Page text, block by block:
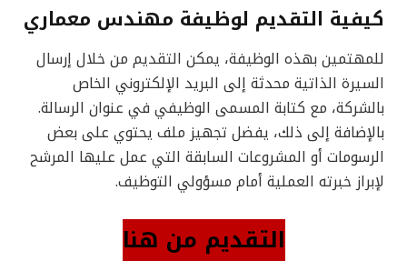
كيفية التقديم لوظيفة مهندس معماري
للمهتمين بهذه الوظيفة، يمكن التقديم من خلال إرسال
السيرة الذاتية محدثة إلى البريد الإلكتروني الخاص
بالشركة، مع كتابة المسمى الوظيفي في عنوان الرسالة.
بالإضافة إلى ذلك، يفضل تجهيز ملف يحتوي على بعض
الرسومات أو المشروعات السابقة التي عمل عليها المرشح
لإبراز خبرته العملية أمام مسؤولي التوظيف.
التقديم من هنا